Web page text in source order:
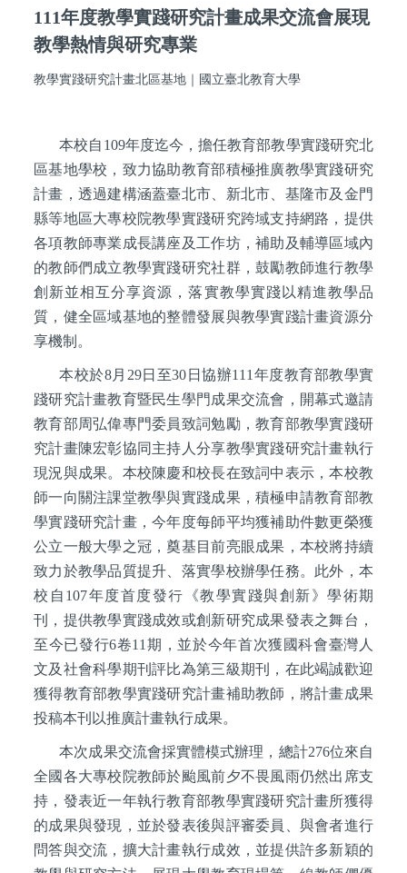
111年度教學實踐研究計畫成果交流會展現
教學熱情與研究專業
教學實踐研究計畫北區基地 國立臺北教育大學
本校自109年度迄今，擔任教育部教學實踐研究北
區基地學校，致力協助教育部積極推廣教學實踐研究
計畫，透過建構涵蓋臺北市、新北市、基隆市及金門
縣等地區大專校院教學實踐研究跨域支持網路，提供
各項教師專業成長講座及工作坊，補助及輔導區域內
的教師們成立教學實踐研究社群，鼓勵教師進行教學
創新並相互分享資源，落實教學實踐以精進教學品
質，健全區域基地的整體發展與教學實踐計畫資源分
享機制。
本校於8月29日至30日協辦111年度教育部教學實
踐研究計畫教育暨民生學門成果交流會，開幕式邀請
教育部周弘偉專門委員致詞勉勵，教育部教學實踐研
究計畫陳宏彰協同主持人分享教學實踐研究計畫執行
現況與成果。本校陳慶和校長在致詞中表示，本校教
師一向關注課堂教學與實踐成果，積極申請教育部教
學實踐研究計畫，今年度每師平均獲補助件數更榮獲
公立一般大學之冠，奠基目前亮眼成果，本校將持續
致力於教學品質提升、落實學校辦學任務。此外，本
校自107年度首度發行《教學實踐與創新》學術期
刊，提供教學實踐成效或創新研究成果發表之舞台，
至今已發行6卷11期，並於今年首次獲國科會臺灣人
文及社會科學期刊評比為第三級期刊，在此竭誠歡迎
獲得教育部教學實踐研究計畫補助教師，將計畫成果
投稿本刊以推廣計畫執行成果。
本次成果交流會採實體模式辦理，總計276位來自
全國各大專校院教師於颱風前夕不畏風雨仍然出席支
持，發表近一年執行教育部教學實踐研究計畫所獲得
的成果與發現，並於發表後與評審委員、與會者進行
問答與交流，擴大計畫執行成效，並提供許多新穎的